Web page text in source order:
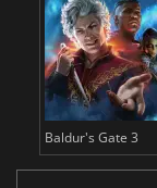
Baldur's Gate 3